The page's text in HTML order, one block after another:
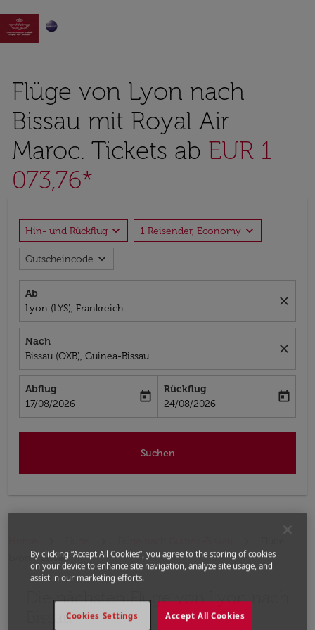

Flüge von Lyon nach
Bissau mit Royal Air
Maroc. Tickets ab EUR 1
073,76*
Hin- und Rückflug expand_more 1 Reisender, Economy expand_more
Gutscheincode expand_more
Ab
Lyon (LYS), Frankreich
close
Nach
Bissau (OXB), Guinea-Bissau
close
Abflug
fc-booking-departure-date-aria-label
17/08/2026
today
Rückflug
fc-booking-return-date-aria-label
24/08/2026
today
Suchen
Lyon - Bissau
Die nächsten Flüge von Lyon nach
Bissau
By clicking “Accept All Cookies”, you agree to the storing of cookies
on your device to enhance site navigation, analyze site usage, and
assist in our marketing efforts.
Accept All Cookies
Cookies Settings